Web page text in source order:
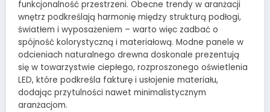
funkcjonalność przestrzeni. Obecne trendy w aranżacji
wnętrz podkreślają harmonię między strukturą podłogi,
światłem i wyposażeniem – warto więc zadbać o
spójność kolorystyczną i materiałową. Modne panele w
odcieniach naturalnego drewna doskonale prezentują
się w towarzystwie ciepłego, rozproszonego oświetlenia
LED, które podkreśla fakturę i usłojenie materiału,
dodając przytulności nawet minimalistycznym
aranżacjom.